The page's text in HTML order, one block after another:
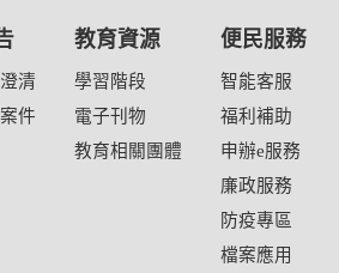
清
件
教育資源
學習階段
電子刊物
教育相關團體
便民服務
智能客服
福利補助
申辦e服務
廉政服務
防疫專區
檔案應用